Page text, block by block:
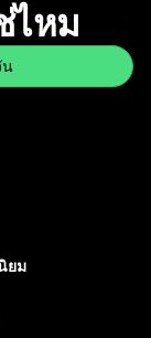
ไหม
น
ยม